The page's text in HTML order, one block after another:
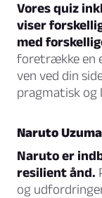
Vores quiz
viser
med
foretrække en
ven ved din
pragmatisk og
Naruto
Naruto er
resilient ånd.
og